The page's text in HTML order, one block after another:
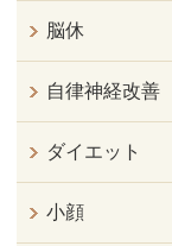
脳休
自律神経改善
ダイエット
小顔